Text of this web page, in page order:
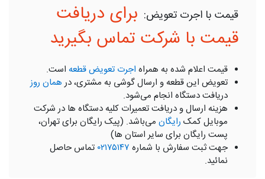
برای دریافت
قیمت با شرکت تماس بگیرید
قیمت اعلام شده به همراه اجرت تعویض قطعه است.
تعویض این قطعه و ارسال گوشی به مشتری، درهمان روز
دریافت دستگاه انجام می‌شود.
هزینه ارسال و دریافت تعمیرات کلیه دستگاه ها در شرکت
موبایل کمک رایگان می‌باشد. (پیک رایگان برای تهران،
پست رایگان برای سایر استان ها)
جهت ثبت سفارش با شماره ۰۲۱۷۵۱۴۷ تماس حاصل
نمائید.